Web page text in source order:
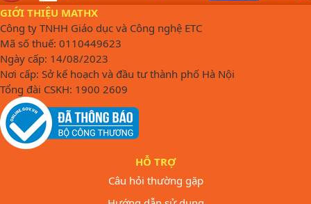
GIỚI THIỆU MATHX
Công ty TNHH Giáo dục và Công nghệ ETC
Mã số thuế: 0110449623
Ngày cấp: 14/08/2023
Nơi cấp: Sở kế hoạch và đầu tư thành phố Hà Nội
Tổng đài CSKH: 1900 2609
HỖ TRỢ
Câu hỏi thường gặp